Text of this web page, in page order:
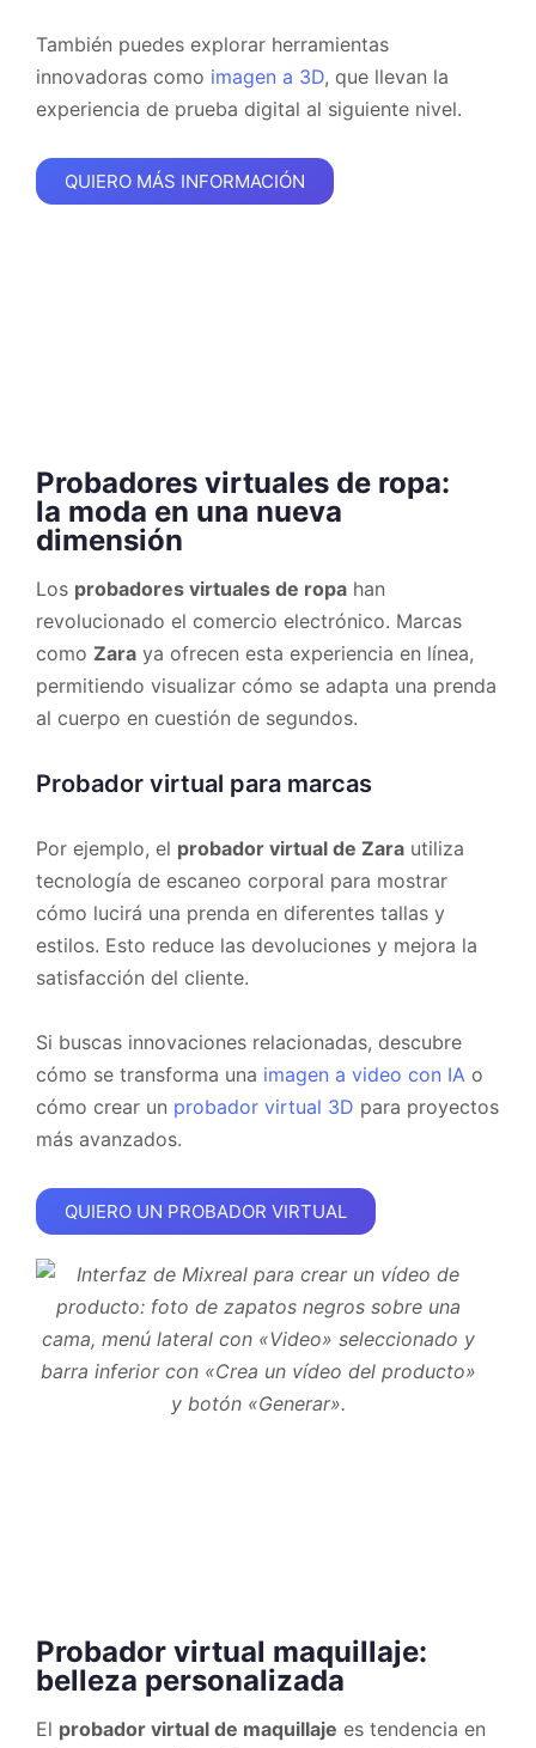
También puedes explorar herramientas
innovadoras como imagen a 3D, que llevan la
experiencia de prueba digital al siguiente nivel.
QUIERO MÁS INFORMACIÓN
Probadores virtuales de ropa:
la moda en una nueva
dimensión
Los probadores virtuales de ropa han
revolucionado el comercio electrónico. Marcas
como Zara ya ofrecen esta experiencia en línea,
permitiendo visualizar cómo se adapta una prenda
al cuerpo en cuestión de segundos.
Probador virtual para marcas
Por ejemplo, el probador virtual de Zara utiliza
tecnología de escaneo corporal para mostrar
cómo lucirá una prenda en diferentes tallas y
estilos. Esto reduce las devoluciones y mejora la
satisfacción del cliente.
Si buscas innovaciones relacionadas, descubre
cómo se transforma una imagen a video con IA o
cómo crear un probador virtual 3D para proyectos
más avanzados.
QUIERO UN PROBADOR VIRTUAL
Probador virtual maquillaje:
belleza personalizada
El probador virtual de maquillaje es tendencia en